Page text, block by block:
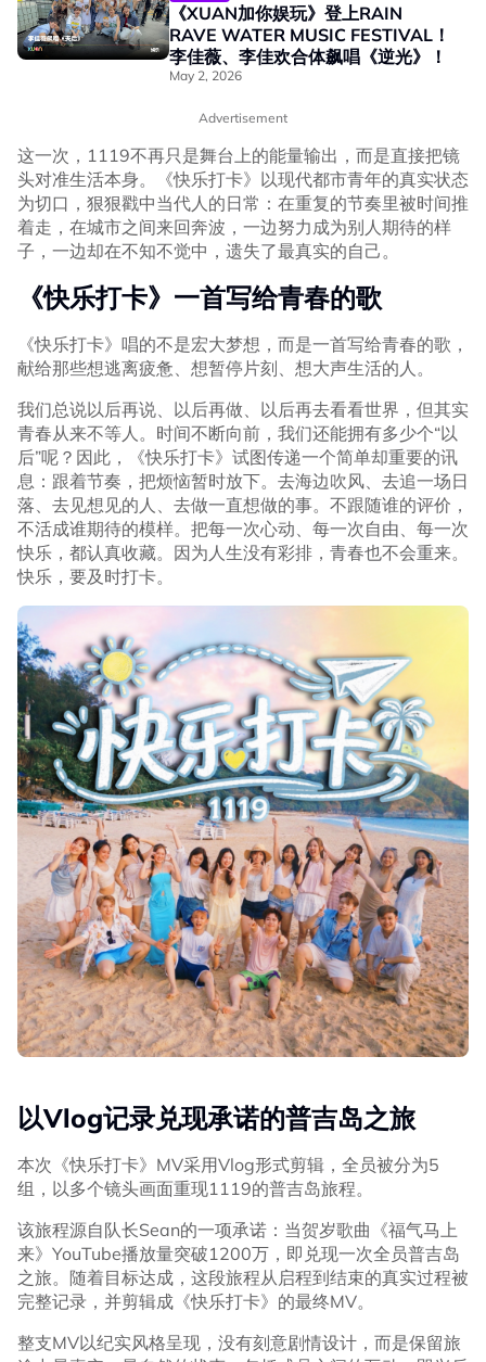
《XUAN加你娱玩》登上RAIN
RAVE WATER MUSIC FESTIVAL！
李佳薇、李佳欢合体飙唱《逆光》！
May 2, 2026
Advertisement
这一次，1119不再只是舞台上的能量输出，而是直接把镜
头对准生活本身。《快乐打卡》以现代都市青年的真实状态
为切口，狠狠戳中当代人的日常：在重复的节奏里被时间推
着走，在城市之间来回奔波，一边努力成为别人期待的样
子，一边却在不知不觉中，遗失了最真实的自己。
《快乐打卡》一首写给青春的歌
《快乐打卡》唱的不是宏大梦想，而是一首写给青春的歌，
献给那些想逃离疲惫、想暂停片刻、想大声生活的人。
我们总说以后再说、以后再做、以后再去看看世界，但其实
青春从来不等人。时间不断向前，我们还能拥有多少个“以
后”呢？因此，《快乐打卡》试图传递一个简单却重要的讯
息：跟着节奏，把烦恼暂时放下。去海边吹风、去追一场日
落、去见想见的人、去做一直想做的事。不跟随谁的评价，
不活成谁期待的模样。把每一次心动、每一次自由、每一次
快乐，都认真收藏。因为人生没有彩排，青春也不会重来。
快乐，要及时打卡。
以Vlog记录兑现承诺的普吉岛之旅
本次《快乐打卡》MV采用Vlog形式剪辑，全员被分为5
组，以多个镜头画面重现1119的普吉岛旅程。
该旅程源自队长Sean的一项承诺：当贺岁歌曲《福气马上
来》YouTube播放量突破1200万，即兑现一次全员普吉岛
之旅。随着目标达成，这段旅程从启程到结束的真实过程被
完整记录，并剪辑成《快乐打卡》的最终MV。
整支MV以纪实风格呈现，没有刻意剧情设计，而是保留旅